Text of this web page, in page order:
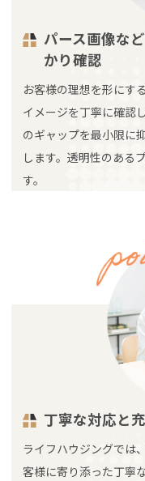
パース画像な
かり確認
お客様の理想を形にす
イメージを丁寧に確認
のギャップを最小限に
します。透明性のある
す。
丁寧な対応と
ライフハウジングでは
客様に寄り添った丁寧